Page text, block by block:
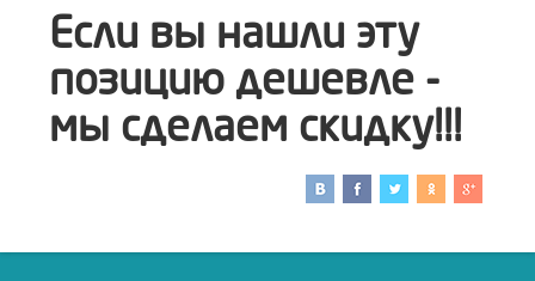
Если вы нашли эту
позицию дешевле -
мы сделаем скидку!!!